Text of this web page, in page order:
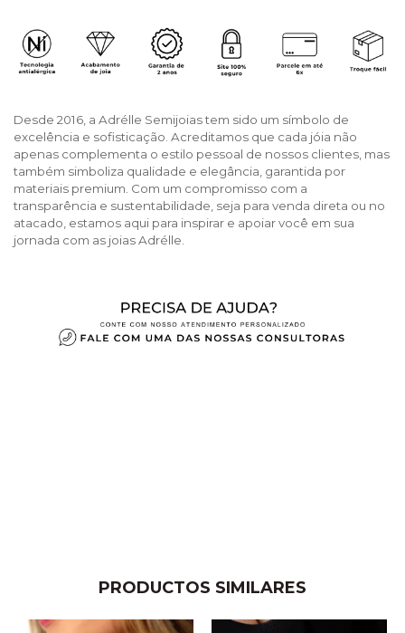
Desde 2016, a Adrélle Semijoias tem sido um símbolo de
excelência e sofisticação. Acreditamos que cada jóia não
apenas complementa o estilo pessoal de nossos clientes, mas
também simboliza qualidade e elegância, garantida por
materiais premium. Com um compromisso com a
transparência e sustentabilidade, seja para venda direta ou no
atacado, estamos aqui para inspirar e apoiar você em sua
jornada com as joias Adrélle.
PRODUCTOS SIMILARES